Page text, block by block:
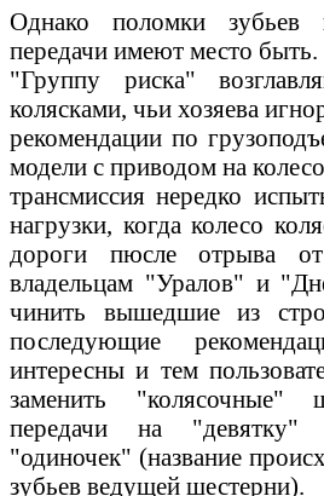
Однако поломки зубьев
передачи имеют место быть.
"Группу риска"
колясками, чьи хозяева
рекомендации по
модели с приводом на
трансмиссия нередко
нагрузки, когда колесо
дороги пюсле отрыва
владельцам "Уралов" и
чинить вышедшие из
последующие
интересны и тем
заменить "колясочные"
передачи на
"одиночек" (название
зубьев ведущей шестерни).